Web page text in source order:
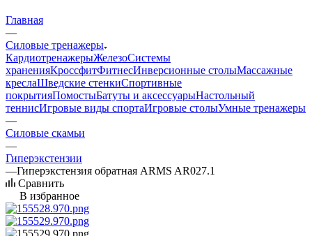
Главная
—
Силовые тренажеры
КардиотренажерыЖелезоСистемы
храненияКроссфитФитнесИнверсионные столыМассажные
креслаШведские стенкиСпортивные
покрытияПомостыБатуты и аксессуарыНастольный
теннисИгровые виды спортаИгровые столыУмные тренажеры
—
Силовые скамьи
—
Гиперэкстензии
—Гиперэкстензия обратная ARMS AR027.1
Сравнить
В избранное